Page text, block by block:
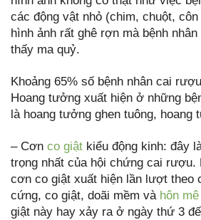
các động vật nhỏ (chim, chuột,
hình ảnh rất ghê rợn mà bệnh
thấy ma quỷ.
Khoảng 65% số bệnh nhân cai
Hoang tưởng xuất hiện ở những
là hoang tưởng ghen tuông, hoang
– Cơn co giật kiểu động kinh: đây
trọng nhất của hội chứng cai rượu.
cơn co giật xuất hiện lần lượt theo
cứng, co giật, doãi mềm và hôn mê
giật này hay xảy ra ở ngày thứ 3